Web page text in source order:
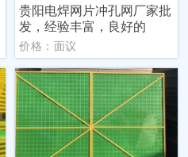
贵阳电焊网片冲孔网厂家批
发，经验丰富，良好的
价格：面议